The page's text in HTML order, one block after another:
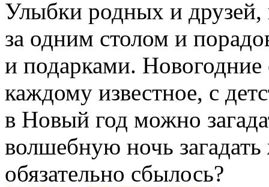
Улыбки родных и друзей,
за одним столом и
и подарками.
каждому известное, с
в Новый год можно
волшебную ночь
обязательно сбылось?